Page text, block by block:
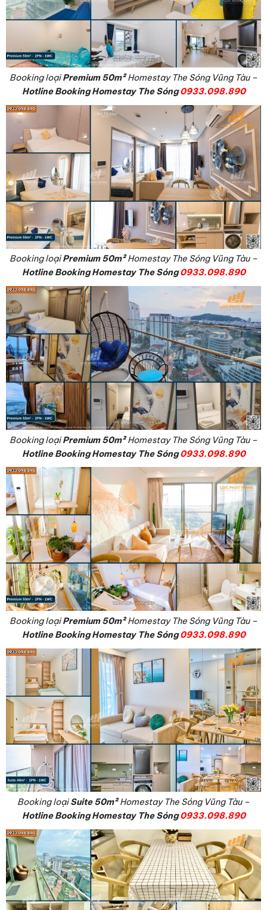
Booking loạiPremium 50m²Homestay The Sóng Vũng Tàu –
Hotline Booking Homestay The Sóng0933.098.890
Booking loạiPremium 50m²Homestay The Sóng Vũng Tàu –
Hotline Booking Homestay The Sóng0933.098.890
Booking loạiPremium 50m²Homestay The Sóng Vũng Tàu –
Hotline Booking Homestay The Sóng0933.098.890
Booking loạiPremium 50m²Homestay The Sóng Vũng Tàu –
Hotline Booking Homestay The Sóng0933.098.890
Booking loạiSuite 50m²Homestay The Sóng Vũng Tàu –
Hotline Booking Homestay The Sóng0933.098.890